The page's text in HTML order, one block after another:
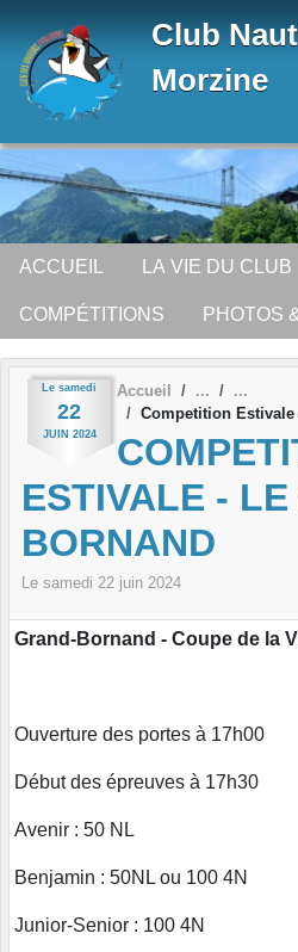
Club
Morzine
ACCUEIL LA VIE DU CLUB
COMPÉTITIONS PHOTOS
Le samedi
22
JUIN 2024
Accueil
Competition Estivale
ESTIVALE -
BORNAND
Le samedi 22 juin 2024
Grand-Bornand - Coupe de la
Ouverture des portes à 17h00
Début des épreuves à 17h30
Avenir : 50 NL
Benjamin : 50NL ou 100 4N
Junior-Senior : 100 4N